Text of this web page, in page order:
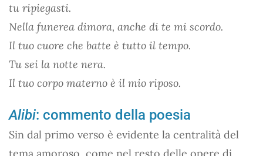
tu ripiegasti.
Nella funerea dimora, anche di te mi scordo.
Il tuo cuore che batte è tutto il tempo.
Tu sei la notte nera.
Il tuo corpo materno è il mio riposo.
Alibi: commento della poesia
Sin dal primo verso è evidente la centralità del
tema amoroso, come nel resto delle opere di